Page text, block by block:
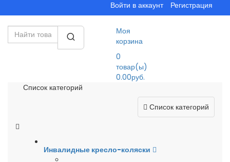
Войти в аккаунт Регистрация
Моя
корзина
0
товар(ы)
0.00руб.
Список категорий
Список категорий
Инвалидные кресло-коляски